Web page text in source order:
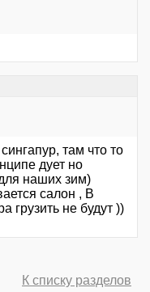
там что то
дует но
наших зим)
салон , В
грузить не будут ))
К списку разделов